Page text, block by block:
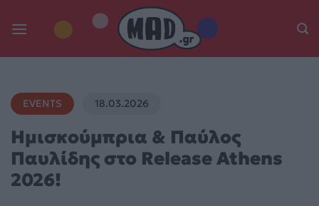
EVENTS 18.03.2026
Ημισκούμπρια & Παύλος
Παυλίδης στο Release Athens
2026!